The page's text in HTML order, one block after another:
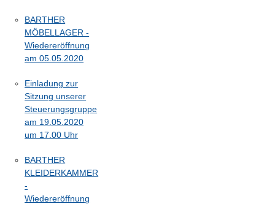
BARTHER
MÖBELLAGER -
Wiedereröffnung
am 05.05.2020
Einladung zur
Sitzung unserer
Steuerungsgruppe
am 19.05.2020
um 17.00 Uhr
BARTHER
KLEIDERKAMMER
-
Wiedereröffnung